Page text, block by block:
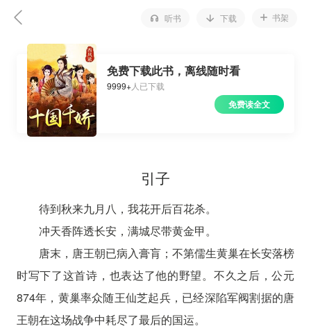
听书 下载 书架
免费下载此书，离线随时看
9999+人已下载
免费读全文
引子
待到秋来九月八，我花开后百花杀。
冲天香阵透长安，满城尽带黄金甲。
唐末，唐王朝已病入膏肓；不第儒生黄巢在长安落榜
时写下了这首诗，也表达了他的野望。不久之后，公元
874年，黄巢率众随王仙芝起兵，已经深陷军阀割据的唐
王朝在这场战争中耗尽了最后的国运。